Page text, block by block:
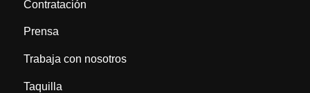
Contratación
Prensa
Trabaja con nosotros
Taquilla